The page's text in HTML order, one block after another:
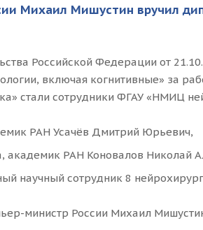
Михаил Мишустин вручил
Российской Федерации от
включая когнитивные» за
стали сотрудники ФГАУ «НМИЦ
РАН Усачёв Дмитрий Юрьевич,
академик РАН Коновалов Николай
научный сотрудник 8
министр России Михаил